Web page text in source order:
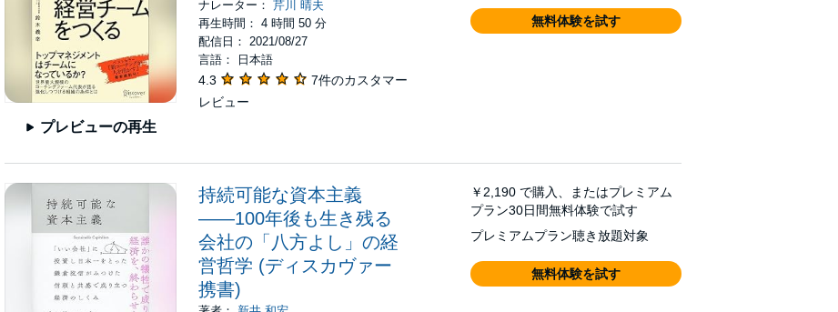
プレビューの再生
ナレーター：芹川 晴夫
再生時間： 4 時間 50 分
配信日： 2021/08/27
言語： 日本語
4.3
7件のカスタマー
レビュー
無料体験を試す
持続可能な資本主義
――100年後も生き残る
会社の「八方よし」の経
営哲学 (ディスカヴァー
携書)
￥2,190 で購入、またはプレミアム
プラン30日間無料体験で試す
プレミアムプラン聴き放題対象
無料体験を試す